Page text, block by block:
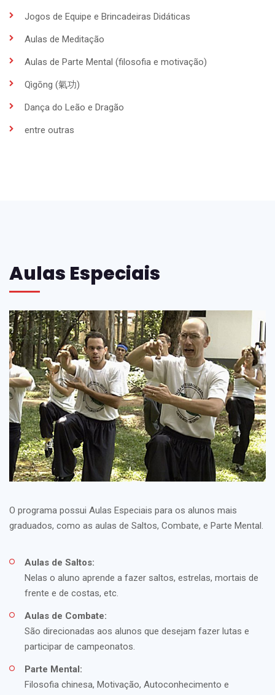
Jogos de Equipe e Brincadeiras Didáticas
Aulas de Meditação
Aulas de Parte Mental (filosofia e motivação)
Qìgōng (氣功)
Dança do Leão e Dragão
entre outras
Aulas Especiais
O programa possui Aulas Especiais para os alunos mais
graduados, como as aulas de Saltos, Combate, e Parte Mental.
Aulas de Saltos:
Nelas o aluno aprende a fazer saltos, estrelas, mortais de
frente e de costas, etc.
Aulas de Combate:
São direcionadas aos alunos que desejam fazer lutas e
participar de campeonatos.
Parte Mental:
Filosofia chinesa, Motivação, Autoconhecimento e